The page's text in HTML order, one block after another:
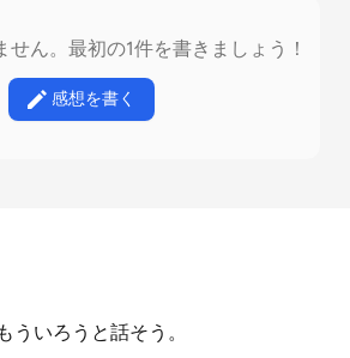
せん。最初の1件を書きましょう！
感想を書く
ういろうと話そう。